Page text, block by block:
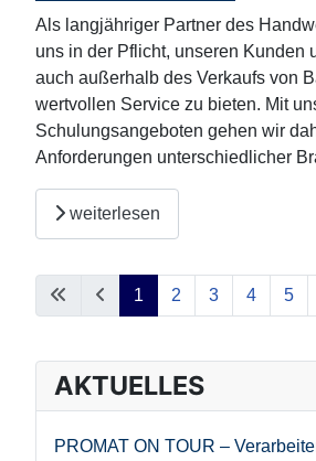
Als langjähriger Partner des
uns in der Pflicht, unseren Kunden
auch außerhalb des Verkaufs von
wertvollen Service zu bieten. Mit
Schulungsangeboten gehen wir
Anforderungen unterschiedlicher
weiterlesen
1 2 3 4 5
AKTUELLES
PROMAT ON TOUR –